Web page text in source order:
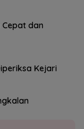
dan
Kejari